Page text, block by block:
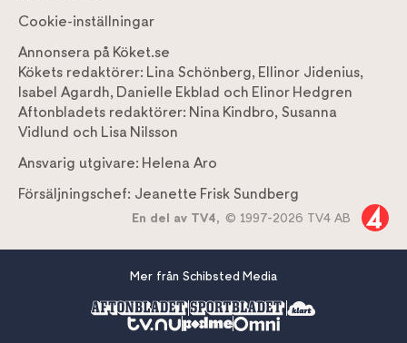
Cookie-inställningar
Annonsera på Köket.se
Kökets redaktörer: Lina Schönberg, Ellinor Jidenius,
Isabel Agardh, Danielle Ekblad och Elinor Hedgren
Aftonbladets redaktörer: Nina Kindbro, Susanna
Vidlund och Lisa Nilsson
Ansvarig utgivare: Helena Aro
Försäljningschef: Jeanette Frisk Sundberg
En del av TV4, © 1997-2026 TV4 AB
Mer från Schibsted Media